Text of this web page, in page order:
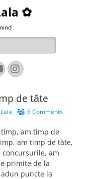
✿
Instagram
de tăte
6 Comments
timp, am timp de
am timp de tăte,
am
primite de la
puncte la